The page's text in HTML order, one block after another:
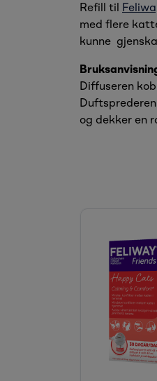
Refill til
med flere
kunne
Diffuseren
og dekker en